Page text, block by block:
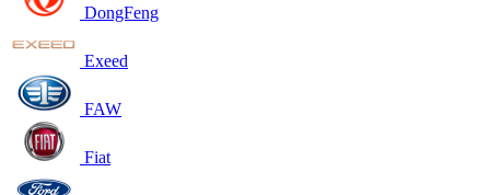
DongFeng
Exeed
FAW
Fiat